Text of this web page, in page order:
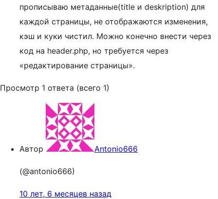
прописываю метаданные(title и deskription) для
каждой страницы, не отображаются изменения,
кэш и куки чистил. Можно конечно внести через
код на header.php, но требуется через
«редактирование страницы».
Просмотр 1 ответа (всего 1)
Автор Antonio666
(@antonio666)
10 лет, 6 месяцев назад